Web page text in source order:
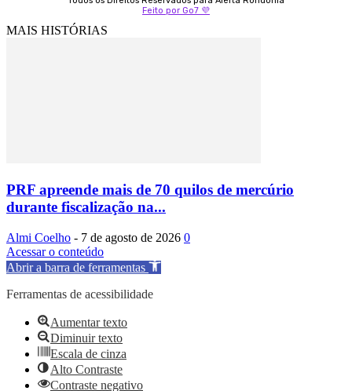
Feito por Go7 💜
MAIS HISTÓRIAS
PRF apreende mais de 70 quilos de mercúrio
durante fiscalização na...
Almi Coelho - 7 de agosto de 2026 0
Acessar o conteúdo
Abrir a barra de ferramentas
Ferramentas de acessibilidade
Aumentar texto
Diminuir texto
Escala de cinza
Alto Contraste
Contraste negativo